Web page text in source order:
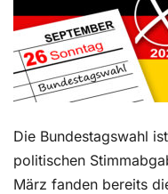
Die Bundestagswahl
politischen
März fanden bereits